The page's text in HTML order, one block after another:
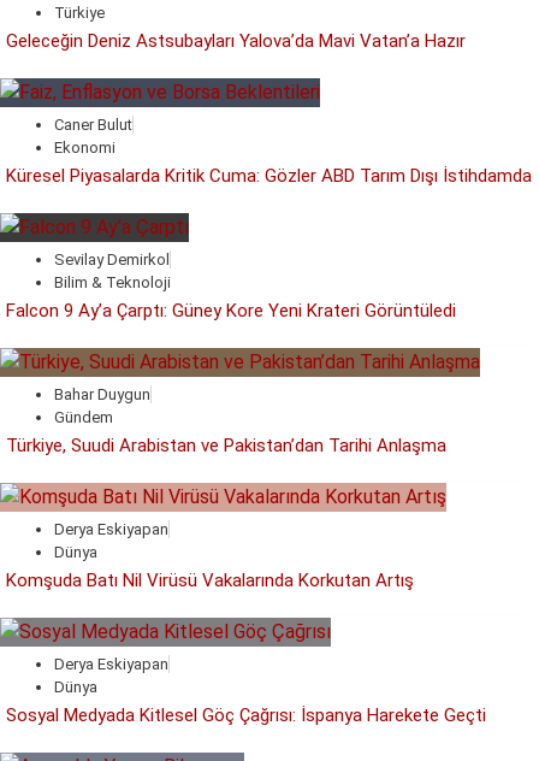
Türkiye
Geleceğin Deniz Astsubayları Yalova’da Mavi Vatan’a Hazır
Caner Bulut
Ekonomi
Küresel Piyasalarda Kritik Cuma: Gözler ABD Tarım Dışı İstihdamda
Sevilay Demirkol
Bilim & Teknoloji
Falcon 9 Ay’a Çarptı: Güney Kore Yeni Krateri Görüntüledi
Bahar Duygun
Gündem
Türkiye, Suudi Arabistan ve Pakistan’dan Tarihi Anlaşma
Derya Eskiyapan
Dünya
Komşuda Batı Nil Virüsü Vakalarında Korkutan Artış
Derya Eskiyapan
Dünya
Sosyal Medyada Kitlesel Göç Çağrısı: İspanya Harekete Geçti